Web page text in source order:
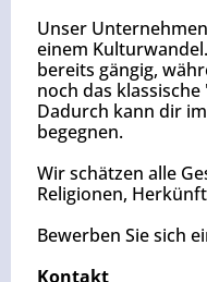
Unser
einem
bereits gängig,
noch das
Dadurch kann dir
begegnen.
Wir schätzen alle
Religionen,
Bewerben Sie sich
Kontakt